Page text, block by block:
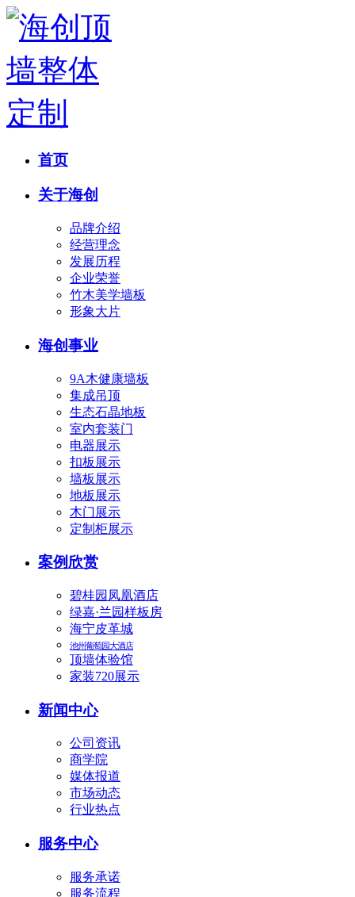
首页
关于海创
品牌介绍
经营理念
发展历程
企业荣誉
竹木美学墙板
形象大片
海创事业
9A木健康墙板
集成吊顶
生态石晶地板
室内套装门
电器展示
扣板展示
墙板展示
地板展示
木门展示
定制柜展示
案例欣赏
碧桂园凤凰酒店
绿嘉·兰园样板房
海宁皮革城
池州葡萄园大酒店
顶墙体验馆
家装720展示
新闻中心
公司资讯
商学院
媒体报道
市场动态
行业热点
服务中心
服务承诺
服务流程